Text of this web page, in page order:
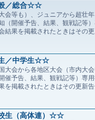
／総合☆☆
会等も）、ジュニアから超壮
（開催予告、結果、観戦記等
結果を掲載されたときはその
／中学生☆☆
大会から各地区大会（市内大
催予告、結果、観戦記等）専
を掲載されたときはその更新
生（高体連）☆☆